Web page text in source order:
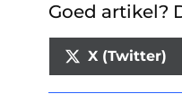
Goed artikel?
X (Twitter)